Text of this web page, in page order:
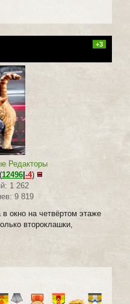
+3
Редакторы
(12496| -4)
1 262
9 819
в окно на четвёртом этаже
второклашки,